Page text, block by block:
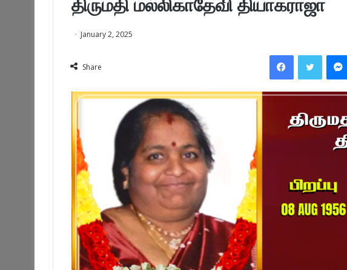
திருமதி மல்லிகாதேவி தியாகராஜா
January 2, 2025
Share
FacebookTwitter